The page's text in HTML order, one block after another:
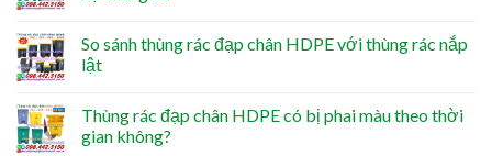
So sánh thùng rác đạp chân HDPE với thùng rác nắp
lật
Thùng rác đạp chân HDPE có bị phai màu theo thời
gian không?